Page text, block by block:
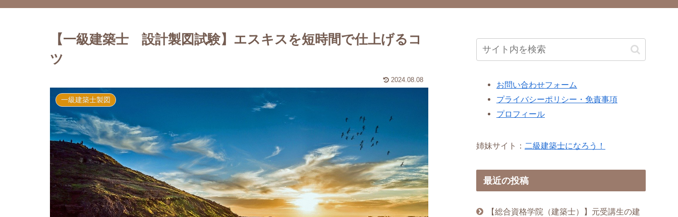
【一級建築士 設計製図試験】エスキスを短時間で仕上げるコ
ツ
2024.08.08
一級建築士製図
お問い合わせフォーム
プライバシーポリシー・免責事項
プロフィール
姉妹サイト： 二級建築士になろう！
最近の投稿
【総合資格学院（建築士）】元受講生の建